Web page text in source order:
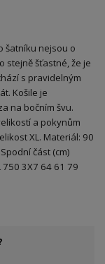
šatníku nejsou o
stejně šťastné, že je
s pravidelným
Košile je
na bočním švu.
a pokynům
XL. Materiál: 90
část (cm)
750 3X7 64 61 79